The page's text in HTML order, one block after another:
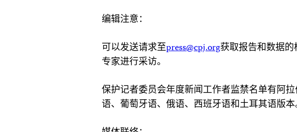
编辑注意：
可以发送请求至press@cpj.org获取报告和数据
专家进行采访。
保护记者委员会年度新闻工作者监禁名单有阿
语、葡萄牙语、俄语、西班牙语和土耳其语版本